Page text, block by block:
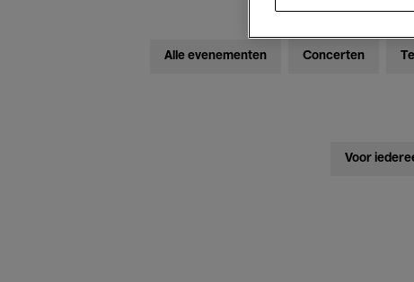
Alle evenementen Concerten
Voor